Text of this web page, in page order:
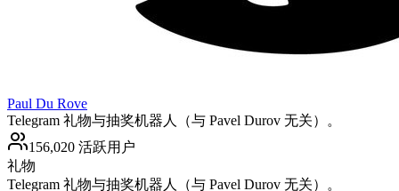
Paul Du Rove
Telegram 礼物与抽奖机器人（与 Pavel Durov 无关）。
156,020 活跃用户
礼物
Telegram 礼物与抽奖机器人（与 Pavel Durov 无关）。